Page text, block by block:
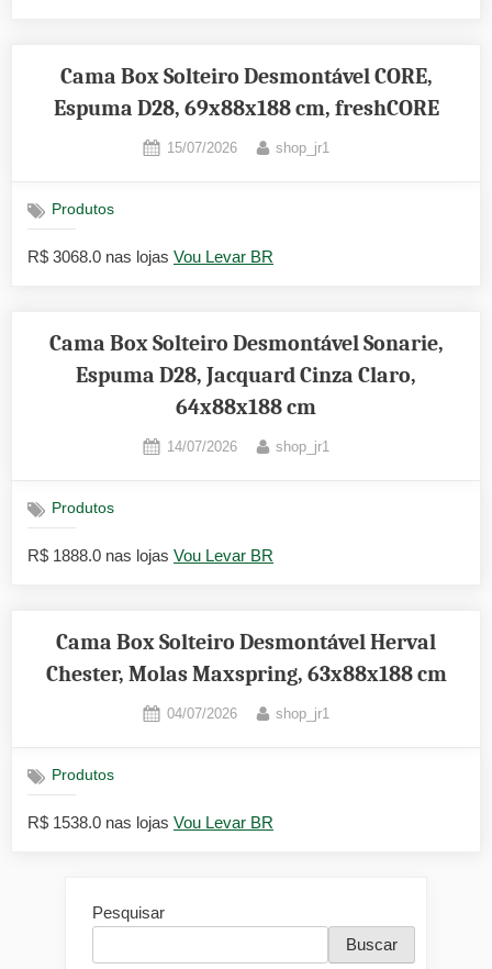
Cama Box Solteiro Desmontável CORE,
Espuma D28, 69x88x188 cm, freshCORE
Posted
15/07/2026 By
shop_jr1
Produtos
R$ 3068.0 nas lojas Vou Levar BR
Cama Box Solteiro Desmontável Sonarie,
Espuma D28, Jacquard Cinza Claro,
64x88x188 cm
Posted
14/07/2026 By
shop_jr1
Produtos
R$ 1888.0 nas lojas Vou Levar BR
Cama Box Solteiro Desmontável Herval
Chester, Molas Maxspring, 63x88x188 cm
Posted
04/07/2026 By
shop_jr1
Produtos
R$ 1538.0 nas lojas Vou Levar BR
Pesquisar
Buscar